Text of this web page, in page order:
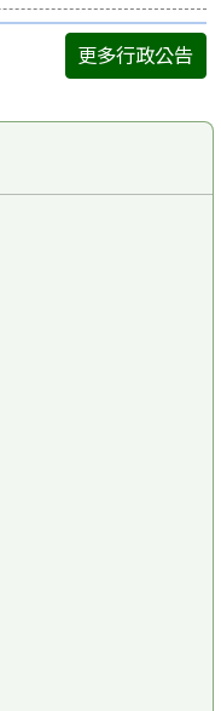
更多行政公告